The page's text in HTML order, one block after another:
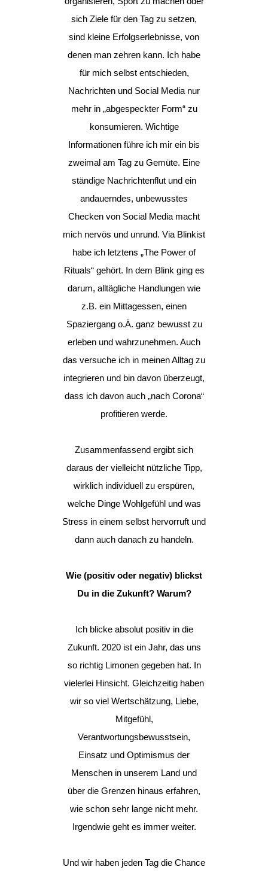
sich Ziele für den Tag zu setzen,
sind kleine Erfolgserlebnisse, von
denen man zehren kann. Ich habe
für mich selbst entschieden,
Nachrichten und Social Media nur
mehr in „abgespeckter Form“ zu
konsumieren. Wichtige
Informationen führe ich mir ein bis
zweimal am Tag zu Gemüte. Eine
ständige Nachrichtenflut und ein
andauerndes, unbewusstes
Checken von Social Media macht
mich nervös und unrund. Via Blinkist
habe ich letztens „The Power of
Rituals“ gehört. In dem Blink ging es
darum, alltägliche Handlungen wie
z.B. ein Mittagessen, einen
Spaziergang o.Ä. ganz bewusst zu
erleben und wahrzunehmen. Auch
das versuche ich in meinen Alltag zu
integrieren und bin davon überzeugt,
dass ich davon auch „nach Corona“
profitieren werde.
Zusammenfassend ergibt sich
daraus der vielleicht nützliche Tipp,
wirklich individuell zu erspüren,
welche Dinge Wohlgefühl und was
Stress in einem selbst hervorruft und
dann auch danach zu handeln.
Wie (positiv oder negativ) blickst
Du in die Zukunft? Warum?
Ich blicke absolut positiv in die
Zukunft. 2020 ist ein Jahr, das uns
so richtig Limonen gegeben hat. In
vielerlei Hinsicht. Gleichzeitig haben
wir so viel Wertschätzung, Liebe,
Mitgefühl,
Verantwortungsbewusstsein,
Einsatz und Optimismus der
Menschen in unserem Land und
über die Grenzen hinaus erfahren,
wie schon sehr lange nicht mehr.
Irgendwie geht es immer weiter.
Und wir haben jeden Tag die Chance